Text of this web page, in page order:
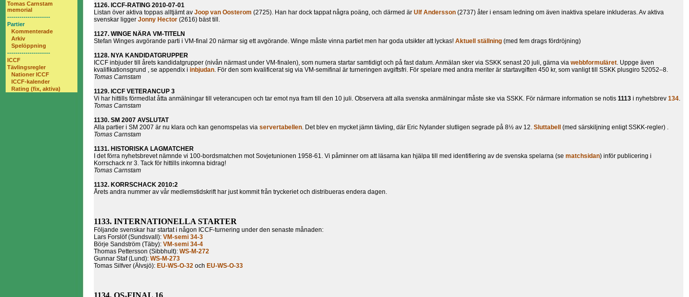
Tomas Carnstam
memorial
---------------------
Partier
Kommenterade
Arkiv
Spelöppning
---------------------
ICCF
Tävlingsregler
Nationer ICCF
ICCF-kalender
Rating (fix, aktiva)
1126. ICCF-RATING 2010-07-01
Listan över aktiva toppas alltjämt av Joop van Oosterom (2725). Han har dock tappat några poäng, och därmed är Ulf Andersson (2737) åter i ensam ledning om även inaktiva spelare inkluderas. Av aktiva
svenskar ligger Jonny Hector (2616) bäst till.
1127. WINGE NÄRA VM-TITELN
Stefan Winges avgörande parti i VM-final 20 närmar sig ett avgörande. Winge måste vinna partiet men har goda utsikter att lyckas! Aktuell ställning (med fem drags fördröjning)
1128. NYA KANDIDATGRUPPER
ICCF inbjuder till årets kandidatgrupper (nivån närmast under VM-finalen), som numera startar samtidigt och på fast datum. Anmälan sker via SSKK senast 20 juli, gärna via webbformuläret. Uppge även
kvalifikationsgrund , se appendix i inbjudan. För den som kvalificerat sig via VM-semifinal är turneringen avgiftsfri. För spelare med andra meriter är startavgiften 450 kr, som vanligt till SSKK plusgiro 52052–8.
Tomas Carnstam
1129. ICCF VETERANCUP 3
Vi har hittills förmedlat åtta anmälningar till veterancupen och tar emot nya fram till den 10 juli. Observera att alla svenska anmälningar måste ske via SSKK. För närmare information se notis 1113 i nyhetsbrev 134.
Tomas Carnstam
1130. SM 2007 AVSLUTAT
Alla partier i SM 2007 är nu klara och kan genomspelas via servertabellen. Det blev en mycket jämn tävling, där Eric Nylander slutligen segrade på 8½ av 12. Sluttabell
(med särskiljning enligt SSKK-regler) .
Tomas Carnstam
1131. HISTORISKA LAGMATCHER
I det förra nyhetsbrevet nämnde vi 100-bordsmatchen mot Sovjetunionen 1958-61. Vi påminner om att läsarna kan hjälpa till med identifiering av de svenska spelarna (se matchsidan) inför publicering i
Korrschack nr 3. Tack för hittills inkomna bidrag!
Tomas Carnstam
1132. KORRSCHACK 2010:2
Årets andra nummer av vår medlemstidskrift har just kommit från tryckeriet och distribueras endera dagen.
1133. INTERNATIONELLA STARTER
Följande svenskar har startat i någon ICCF-turnering under den senaste månaden:
Lars Forslöf (Sundsvall): VM-semi 34-3
Börje Sandström (Täby): VM-semi 34-4
Thomas Pettersson (Sibbhult): WS-M-272
Gunnar Staf (Lund): WS-M-273
Tomas Silfver (Älvsjö): EU-WS-O-32 och EU-WS-O-33
1134. OS-FINAL 16